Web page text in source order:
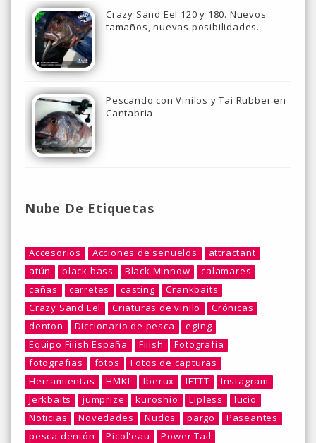
Crazy Sand Eel 120 y 180. Nuevos
tamaños, nuevas posibilidades.
Pescando con Vinilos y Tai Rubber en
Cantabria
Nube De Etiquetas
Accesorios Acciones de señuelos
attractant
atún
black bass Black Minnow
calamares
cañas
carretes casting
Crankbaits
Crazy Sand Eel
Criaturas de vinilo
Crónicas
denton
Diccionario de pesca
eging
Equipo Fiiish España
Fiiish
Fotografia
fotografias
fotos
Fotos de capturas
Herramientas
HMKL Iberux IFTTT
Instagram
Jerkbaits
jumprize kuroshio Lipless
lucio
Noticias
Novedades Nudos pargo
Paseantes
pesca dentón
Picol'eau Power Tail